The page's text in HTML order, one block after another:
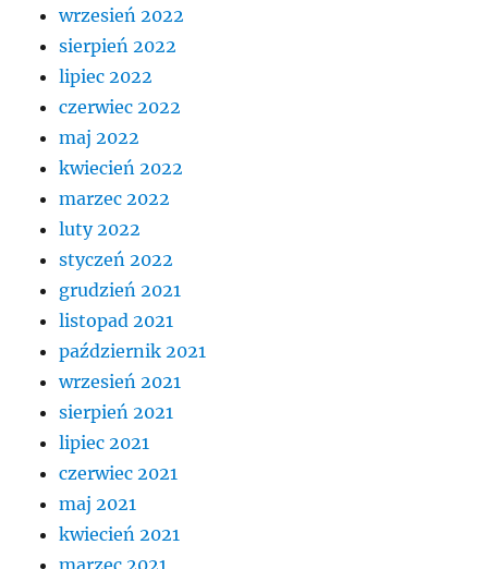
wrzesień 2022
sierpień 2022
lipiec 2022
czerwiec 2022
maj 2022
kwiecień 2022
marzec 2022
luty 2022
styczeń 2022
grudzień 2021
listopad 2021
październik 2021
wrzesień 2021
sierpień 2021
lipiec 2021
czerwiec 2021
maj 2021
kwiecień 2021
marzec 2021